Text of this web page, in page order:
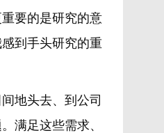
要的是研究的意
到手头研究的重
地头去、到公司
满足这些需求、